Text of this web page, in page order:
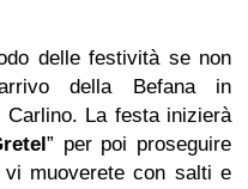
delle festività se non
della Befana in
La festa inizierà
” per poi proseguire
muoverete con salti e